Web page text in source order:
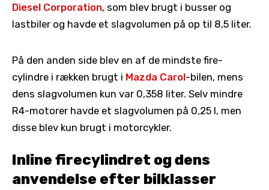
Diesel Corporation, som blev brugt i busser og
lastbiler og havde et slagvolumen på op til 8,5 liter.
På den anden side blev en af ​​de mindste fire-
cylindre i rækken brugt i Mazda Carol-bilen, mens
dens slagvolumen kun var 0,358 liter. Selv mindre
R4-motorer havde et slagvolumen på 0,25 l, men
disse blev kun brugt i motorcykler.
Inline firecylindret og dens
anvendelse efter bilklasser